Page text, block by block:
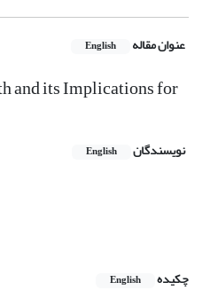
عنوان مقاله English
and its Implications for
نویسندگان English
چکیده
English